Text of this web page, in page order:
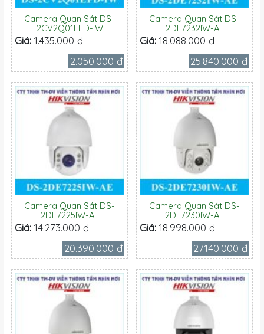
Camera Quan Sát DS-
2CV2Q01EFD-IW
Giá: 1.435.000 đ
2.050.000 đ
Camera Quan Sát DS-
2DE7232IW-AE
Giá: 18.088.000 đ
25.840.000 đ
Camera Quan Sát DS-
2DE7225IW-AE
Giá: 14.273.000 đ
20.390.000 đ
Camera Quan Sát DS-
2DE7230IW-AE
Giá: 18.998.000 đ
27.140.000 đ